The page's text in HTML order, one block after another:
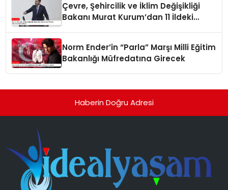
Çevre, Şehircilik ve İklim Değişikliği
Bakanı Murat Kurum’dan 11 İldeki
Norm Ender’in “Parla” Marşı Milli Eğitim
Bakanlığı Müfredatına Girecek
Haberin Doğru Adresi